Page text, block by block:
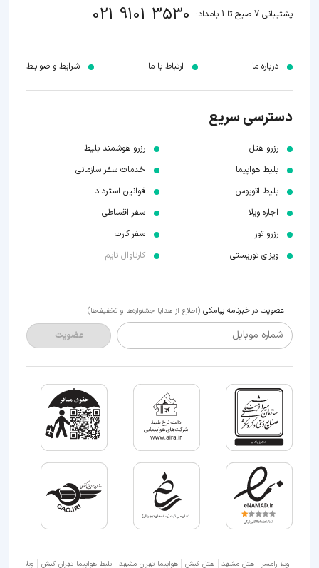
پشتیبانی 7 صبح تا 1 بامداد: 021 9101 3530
درباره ما ارتباط با ما شرایط و ضوابـط
دسترسی سریع
رزرو هتل
بلیط هواپیما
بلیط اتوبوس
اجاره ویلا
رزرو تور
ویزای توریستی
رزرو هوشمند بلیط
خدمات سفر سازمانی
قوانین استرداد
سفر اقساطی
سفر کارت
کارناوال تایم
عضویت در خبرنامه پیامکی (اطلاع از هدایا جشنواره‌ها و تخفیف‌ها)
شماره موبایل عضویت
ویلا رامسر هتل مشهد هتل کیش هواپیما تهران مشهد بلیط هواپیما تهران کیش ویلا شمال